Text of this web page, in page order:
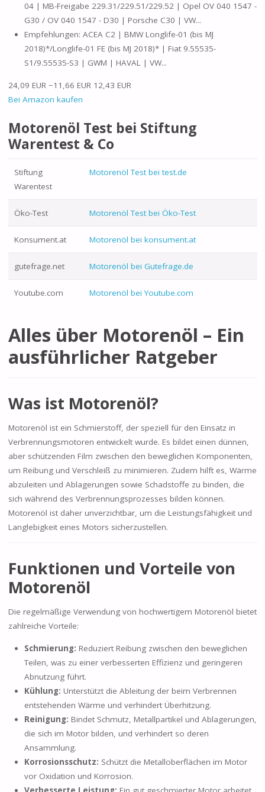
04 | MB-Freigabe 229.31/229.51/229.52 | Opel OV 040 1547 -
G30 / OV 040 1547 - D30 | Porsche C30 | VW...
Empfehlungen: ACEA C2 | BMW Longlife-01 (bis MJ
2018)*/Longlife-01 FE (bis MJ 2018)* | Fiat 9.55535-
S1/9.55535-S3 | GWM | HAVAL | VW...
24,09 EUR −11,66 EUR 12,43 EUR
Bei Amazon kaufen
Motorenöl Test bei Stiftung
Warentest & Co
Stiftung
Warentest
Motorenöl Test bei test.de
Öko-Test Motorenöl Test bei Öko-Test
Konsument.at Motorenöl bei konsument.at
gutefrage.net Motorenöl bei Gutefrage.de
Youtube.com Motorenöl bei Youtube.com
Alles über Motorenöl – Ein
ausführlicher Ratgeber
Was ist Motorenöl?
Motorenöl ist ein Schmierstoff, der speziell für den Einsatz in
Verbrennungsmotoren entwickelt wurde. Es bildet einen dünnen,
aber schützenden Film zwischen den beweglichen Komponenten,
um Reibung und Verschleiß zu minimieren. Zudem hilft es, Wärme
abzuleiten und Ablagerungen sowie Schadstoffe zu binden, die
sich während des Verbrennungsprozesses bilden können.
Motorenöl ist daher unverzichtbar, um die Leistungsfähigkeit und
Langlebigkeit eines Motors sicherzustellen.
Funktionen und Vorteile von
Motorenöl
Die regelmäßige Verwendung von hochwertigem Motorenöl bietet
zahlreiche Vorteile:
Schmierung: Reduziert Reibung zwischen den beweglichen
Teilen, was zu einer verbesserten Effizienz und geringeren
Abnutzung führt.
Kühlung: Unterstützt die Ableitung der beim Verbrennen
entstehenden Wärme und verhindert Überhitzung.
Reinigung: Bindet Schmutz, Metallpartikel und Ablagerungen,
die sich im Motor bilden, und verhindert so deren
Ansammlung.
Korrosionsschutz: Schützt die Metalloberflächen im Motor
vor Oxidation und Korrosion.